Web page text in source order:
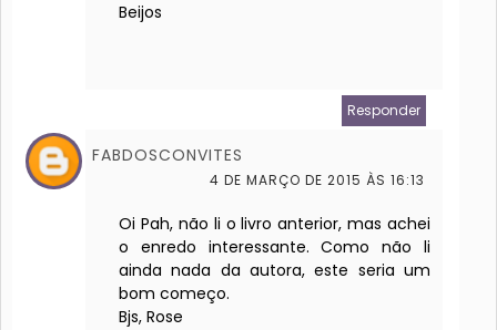
Beijos
Responder
FABDOSCONVITES
4 DE MARÇO DE 2015 ÀS 16:13
Oi Pah, não li o livro anterior, mas achei
o enredo interessante. Como não li
ainda nada da autora, este seria um
bom começo.
Bjs, Rose